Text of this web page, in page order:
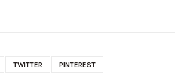
TWITTER PINTEREST